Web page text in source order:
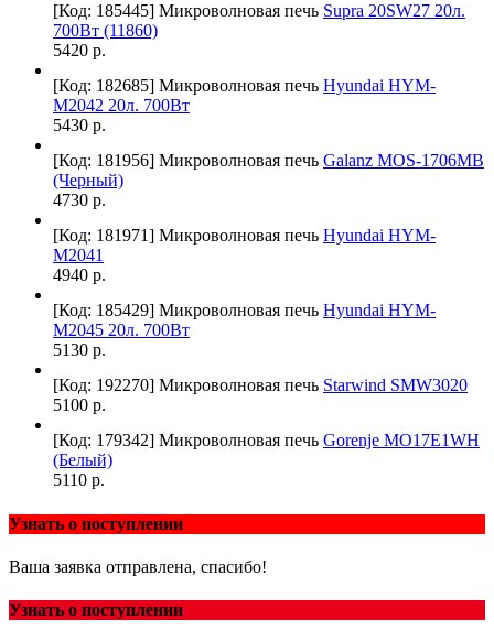
[Код: 185445] Микроволновая печь Supra 20SW27 20л.
700Вт (11860)
5420 р.
[Код: 182685] Микроволновая печь Hyundai HYM-
M2042 20л. 700Вт
5430 р.
[Код: 181956] Микроволновая печь Galanz MOS-1706MB
(Черный)
4730 р.
[Код: 181971] Микроволновая печь Hyundai HYM-
M2041
4940 р.
[Код: 185429] Микроволновая печь Hyundai HYM-
M2045 20л. 700Вт
5130 р.
[Код: 192270] Микроволновая печь Starwind SMW3020
5100 р.
[Код: 179342] Микроволновая печь Gorenje MO17E1WH
(Белый)
5110 р.
Узнать о поступлении
Ваша заявка отправлена, спасибо!
Узнать о поступлении